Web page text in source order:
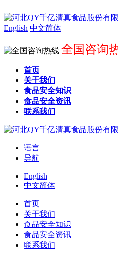
English 中文简体
全国咨询
首页
关于我们
食品安全知识
食品安全资讯
联系我们
语言
导航
English
中文简体
首页
关于我们
食品安全知识
食品安全资讯
联系我们